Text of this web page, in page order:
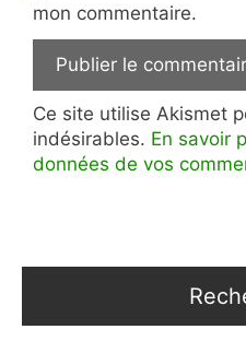
mon commentaire.
Ce site utilise Akismet
indésirables. En savoir
données de vos